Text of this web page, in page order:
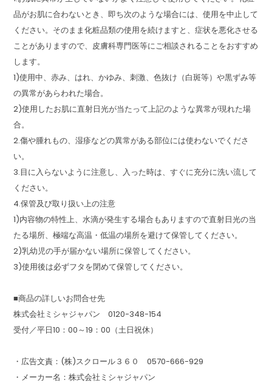
品がお肌に合わないとき、即ち次のような場合には、使用を中止して
ください。そのまま化粧品類の使用を続けますと、症状を悪化させる
ことがありますので、皮膚科専門医等にご相談されることをおすすめ
します。
1)使用中、赤み、はれ、かゆみ、刺激、色抜け（白斑等）や黒ずみ等
の異常があらわれた場合。
2)使用したお肌に直射日光が当たって上記のような異常が現れた場
合。
2.傷や腫れもの、湿疹などの異常がある部位には使わないでくださ
い。
3.目に入らないように注意し、入った時は、すぐに充分に洗い流して
ください。
4.保管及び取り扱い上の注意
1)内容物の特性上、水滴が発生する場合もありますので直射日光の当
たる場所、極端な高温・低温の場所を避けて保管してください。
2)乳幼児の手が届かない場所に保管してください。
3)使用後は必ずフタを閉めて保管してください。
■商品の詳しいお問合せ先
株式会社ミシャジャパン 0120-348-154
受付／平日10：00～19：00（土日祝休）
・広告文責：(株)スクロール３６０ 0570-666-929
・メーカー名：株式会社ミシャジャパン